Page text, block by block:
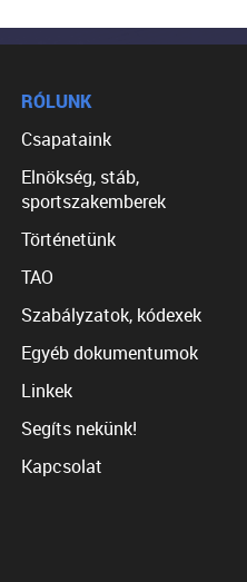
RÓLUNK
Csapataink
Elnökség, stáb,
sportszakemberek
Történetünk
TAO
Szabályzatok, kódexek
Egyéb dokumentumok
Linkek
Segíts nekünk!
Kapcsolat